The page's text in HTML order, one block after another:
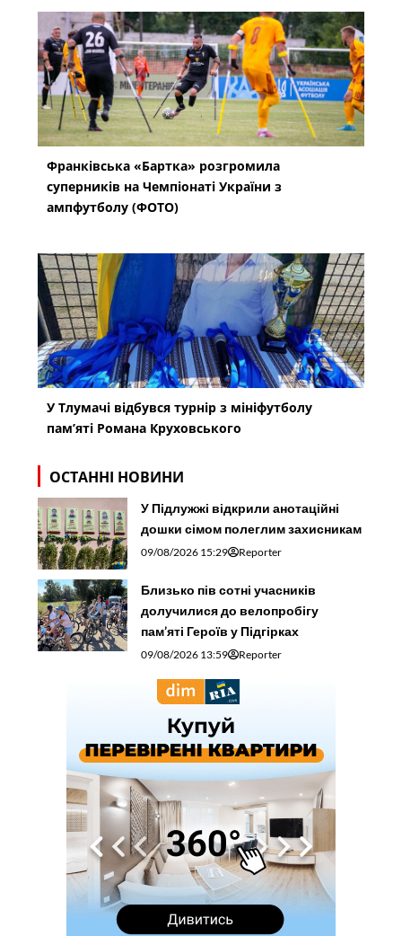
Франківська «Бартка» розгромила
суперників на Чемпіонаті України з
ампфутболу (ФОТО)
У Тлумачі відбувся турнір з мініфутболу
пам’яті Романа Круховського
ОСТАННІ НОВИНИ
У Підлужжі відкрили анотаційні
дошки сімом полеглим захисникам
09/08/2026 15:29 Reporter
Близько пів сотні учасників
долучилися до велопробігу
пам’яті Героїв у Підгірках
09/08/2026 13:59 Reporter